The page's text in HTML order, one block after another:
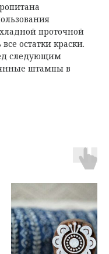
проточной
остатки краски.
следующим
штампы в